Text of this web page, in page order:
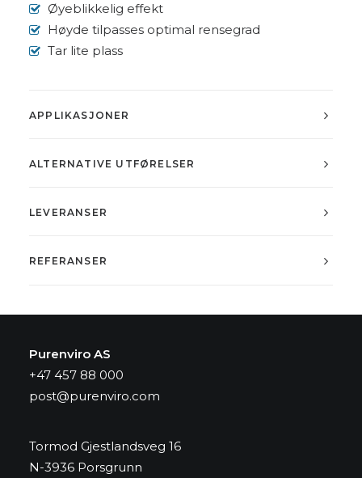
Øyeblikkelig effekt
Høyde tilpasses optimal rensegrad
Tar lite plass
APPLIKASJONER
ALTERNATIVE UTFØRELSER
LEVERANSER
REFERANSER
Purenviro AS
+47 457 88 000
post@purenviro.com
Tormod Gjestlandsveg 16
N-3936 Porsgrunn